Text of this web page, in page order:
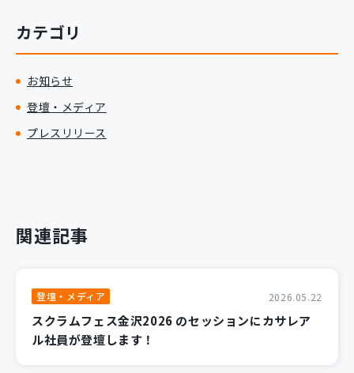
カテゴリ
お知らせ
登壇・メディア
プレスリリース
関連記事
登壇・メディア 2026.05.22
スクラムフェス金沢2026 のセッションにカサレア
ル社員が登壇します！